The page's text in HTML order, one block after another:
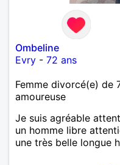
Ombeline
Evry - 72 ans
Femme divorcé(e) de
amoureuse
Je suis agréable
un homme libre
une très belle longue